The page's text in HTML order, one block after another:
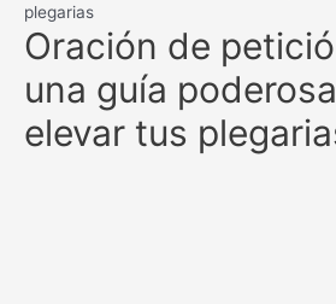
plegarias
Oración de
una guía
elevar tus